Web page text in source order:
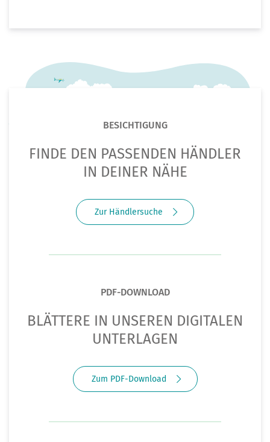
BESICHTIGUNG
FINDE DEN PASSENDEN HÄNDLER
IN DEINER NÄHE
Zur Händlersuche
PDF-DOWNLOAD
BLÄTTERE IN UNSEREN DIGITALEN
UNTERLAGEN
Zum PDF-Download